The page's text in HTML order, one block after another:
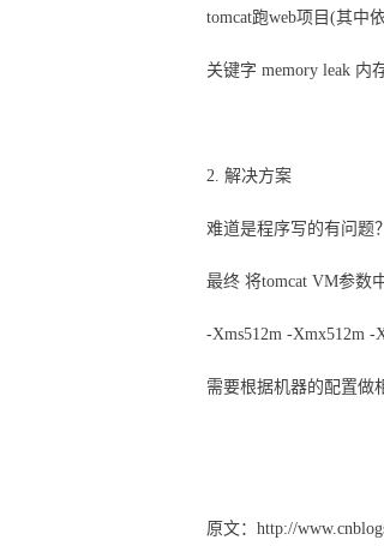
tomcat跑web项目(其中
关键字 memory leak 内
2. 解决方案
难道是程序写的有问题？
最终 将tomcat VM参数
-Xms512m -Xmx512m -
需要根据机器的配置做
原文：http://